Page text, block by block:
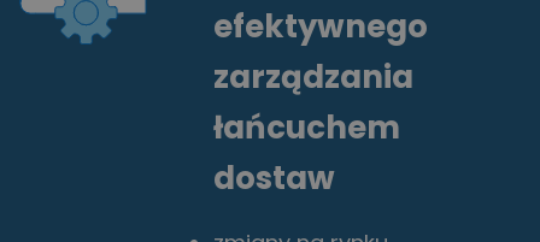
efektywnego
zarządzania
łańcuchem
dostaw